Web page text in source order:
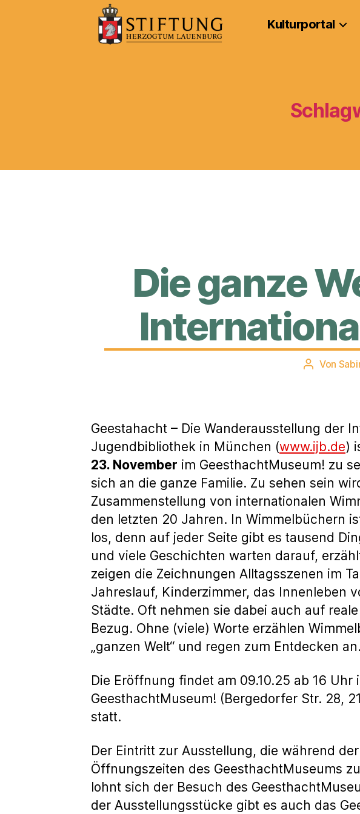
Kulturportal
Die ganze
Von
Geestahacht – Die Wanderausstellung der
Jugendbibliothek in München (www.ijb.de)
23. November im GeesthachtMuseum! zu
sich an die ganze Familie. Zu sehen sein
Zusammenstellung von internationalen
den letzten 20 Jahren. In Wimmelbüchern
los, denn auf jeder Seite gibt es tausend
und viele Geschichten warten darauf,
zeigen die Zeichnungen Alltagsszenen im
Jahreslauf, Kinderzimmer, das Innenleben
Städte. Oft nehmen sie dabei auch auf
Bezug. Ohne (viele) Worte erzählen
„ganzen Welt“ und regen zum Entdecken an.
Die Eröffnung findet am 09.10.25 ab 16 Uhr
GeesthachtMuseum! (Bergedorfer Str. 28,
statt.
Der Eintritt zur Ausstellung, die während
Öffnungszeiten des GeesthachtMuseums
lohnt sich der Besuch des
der Ausstellungsstücke gibt es auch das